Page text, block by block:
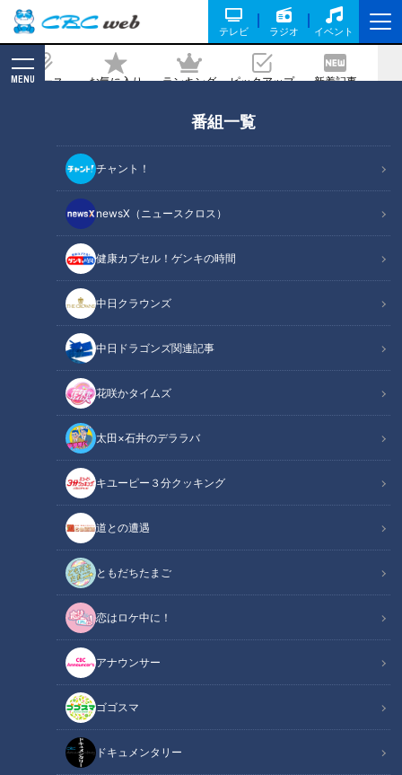
テレビ ラジオ イベント
ニュース お気に入り ランキング ピックアップ 新着記事
MENU
番組一覧
チャント！
newsX（ニュースクロス）
健康カプセル！ゲンキの時間
中日クラウンズ
中日ドラゴンズ関連記事
花咲かタイムズ
太田×石井のデララバ
キユーピー３分クッキング
道との遭遇
ともだちたまご
恋はロケ中に！
アナウンサー
ゴゴスマ
ドキュメンタリー
ナシ）
2021/04/01 20:00
鶴瓶のスジナシ
「鶴瓶のスジナシ」動画
「うちのお父さん」
今回のゲストは貫地谷しほりさん。貫地谷さんは入ってくると
「宜しくお願いします」とハスキーな声で挨拶。鶴瓶さんが
「どうしたんですか？」と聞くと、貫地谷さんは「昨日カラオ
ケ行っちゃいました」と可愛らしい答え。貫地谷さんは一人暮
らしをされているらしく「洗濯物が好きです」と家庭的な一面
も見せた。スタートは鶴瓶さんが板付き、貫地谷さんはフレー
ムイン。